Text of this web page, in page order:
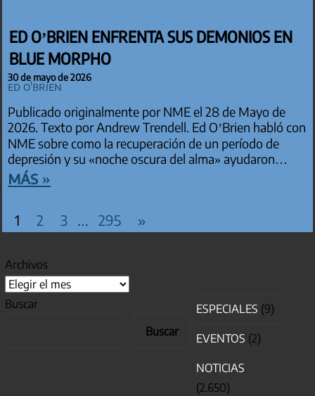
ED O’BRIEN ENFRENTA SUS DEMONIOS EN
BLUE MORPHO
30 de mayo de 2026
Ed O'Brien
Publicado originalmente por NME el 28 de Mayo de
2026. Texto por Andrew Trendell. Ed O’Brien habló con
NME sobre como la recuperación de un período de
depresión y su «noche oscura del alma» ayudaron…
más »
PAGINACIÓN DE ENTRADAS
1 2 3 … 295
Entradas
»
Archivos
Buscar
Buscar
ESPECIALES (9)
EVENTOS (2)
NOTICIAS
(2.650)